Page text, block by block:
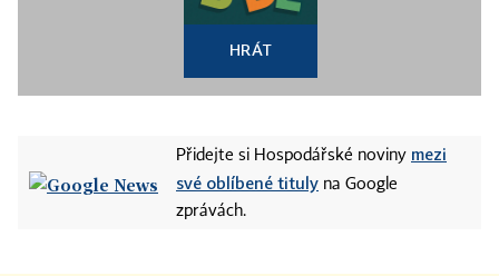
HRÁT
Přidejte si Hospodářské noviny mezi
své oblíbené tituly na Google
zprávách.